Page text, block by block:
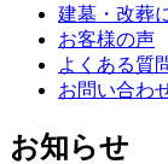
建墓・改葬
お客様の声
よくある質
お問い合わ
お知らせ